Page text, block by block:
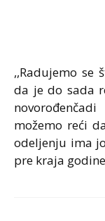
,,Radujemo se
da je do sada
možemo reći
odeljenju ima
pre kraja